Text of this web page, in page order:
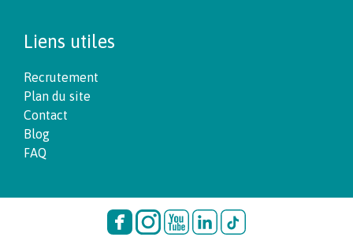
Liens utiles
Recrutement
Plan du site
Contact
Blog
FAQ